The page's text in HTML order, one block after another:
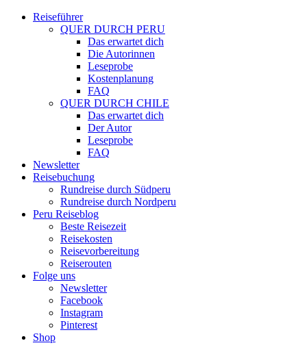
Reiseführer
QUER DURCH PERU
Das erwartet dich
Die Autorinnen
Leseprobe
Kostenplanung
FAQ
QUER DURCH CHILE
Das erwartet dich
Der Autor
Leseprobe
FAQ
Newsletter
Reisebuchung
Rundreise durch Südperu
Rundreise durch Nordperu
Peru Reiseblog
Beste Reisezeit
Reisekosten
Reisevorbereitung
Reiserouten
Folge uns
Newsletter
Facebook
Instagram
Pinterest
Shop